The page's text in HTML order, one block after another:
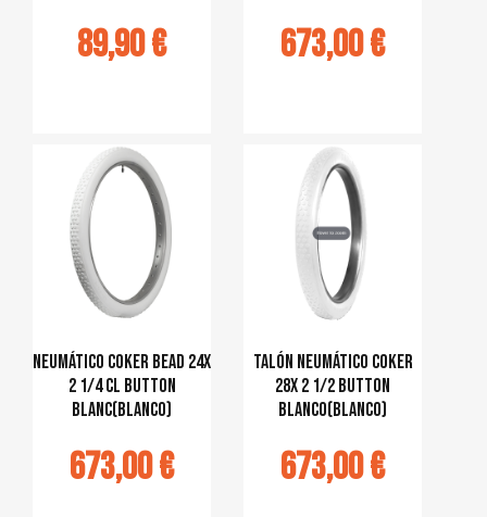
89,90 € 673,00 €
Neumático Coker bead 24x
2 1/4 CL Button
blanc(blanco)
673,00 €
talón neumático Coker
28x 2 1/2 Button
blanco(blanco)
673,00 €